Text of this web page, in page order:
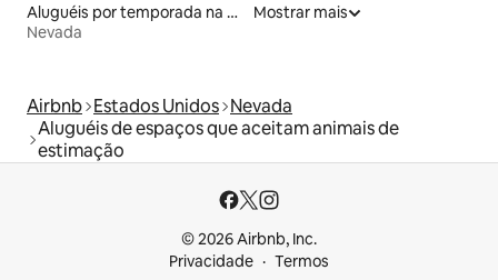
Aluguéis por temporada na orla
Nevada
Mostrar mais
Airbnb Estados Unidos Nevada
Aluguéis de espaços que aceitam animais de
estimação
© 2026 Airbnb, Inc.
Privacidade
Termos